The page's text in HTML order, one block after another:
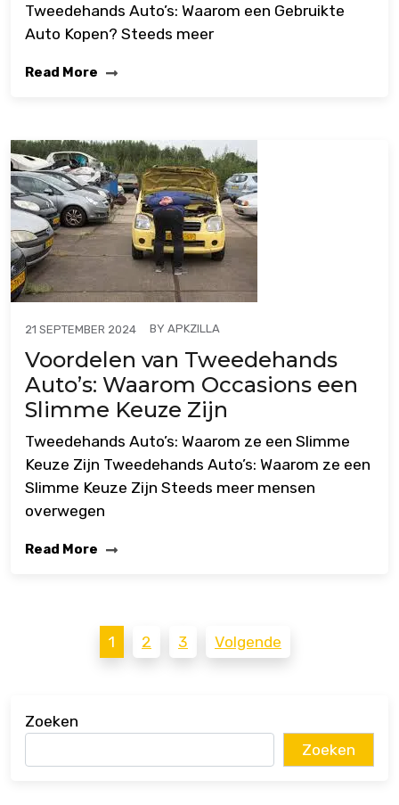
Tweedehands Auto’s: Waarom een Gebruikte
Auto Kopen? Steeds meer
Read More
21 SEPTEMBER 2024 BY APKZILLA
Voordelen van Tweedehands
Auto’s: Waarom Occasions een
Slimme Keuze Zijn
Tweedehands Auto’s: Waarom ze een Slimme
Keuze Zijn Tweedehands Auto’s: Waarom ze een
Slimme Keuze Zijn Steeds meer mensen
overwegen
Read More
Berichten
paginering
1 2 3 Volgende
Zoeken
Zoeken